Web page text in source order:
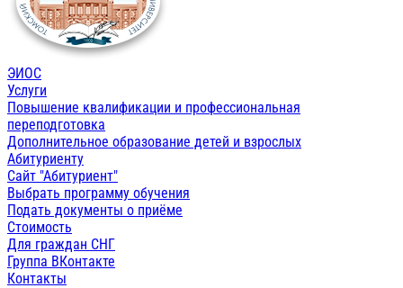
ЭИОС
Услуги
Повышение квалификации и профессиональная
переподготовка
Дополнительное образование детей и взрослых
Абитуриенту
Сайт "Абитуриент"
Выбрать программу обучения
Подать документы о приёме
Стоимость
Для граждан СНГ
Группа ВКонтакте
Контакты